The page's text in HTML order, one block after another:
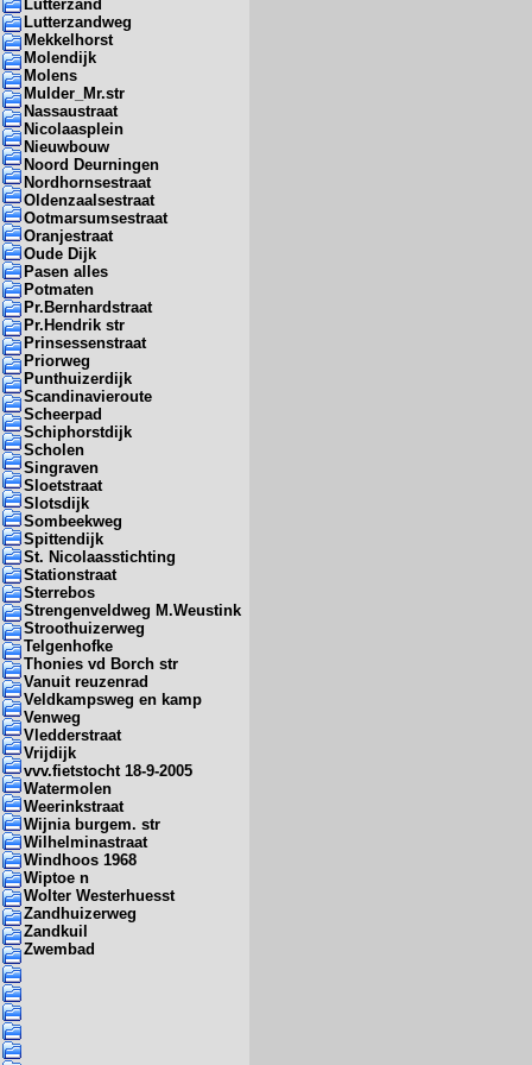
Lutterzand
Lutterzandweg
Mekkelhorst
Molendijk
Molens
Mulder_Mr.str
Nassaustraat
Nicolaasplein
Nieuwbouw
Noord Deurningen
Nordhornsestraat
Oldenzaalsestraat
Ootmarsumsestraat
Oranjestraat
Oude Dijk
Pasen alles
Potmaten
Pr.Bernhardstraat
Pr.Hendrik str
Prinsessenstraat
Priorweg
Punthuizerdijk
Scandinavieroute
Scheerpad
Schiphorstdijk
Scholen
Singraven
Sloetstraat
Slotsdijk
Sombeekweg
Spittendijk
St. Nicolaasstichting
Stationstraat
Sterrebos
Strengenveldweg M.Weustink
Stroothuizerweg
Telgenhofke
Thonies vd Borch str
Vanuit reuzenrad
Veldkampsweg en kamp
Venweg
Vledderstraat
Vrijdijk
vvv.fietstocht 18-9-2005
Watermolen
Weerinkstraat
Wijnia burgem. str
Wilhelminastraat
Windhoos 1968
Wiptoe n
Wolter Westerhuesst
Zandhuizerweg
Zandkuil
Zwembad